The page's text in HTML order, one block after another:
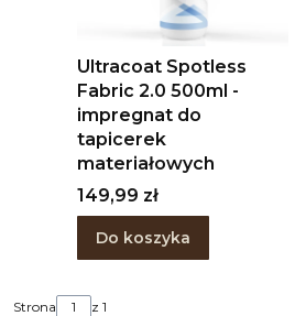
Ultracoat Spotless
Fabric 2.0 500ml -
impregnat do
tapicerek
materiałowych
Cena
149,99 zł
Do koszyka
Strona z 1